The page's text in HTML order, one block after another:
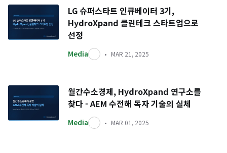
LG 슈퍼스타트 인큐베이터 3기,
HydroXpand 클린테크 스타트업으로
선정
Media MAR 21, 2025
월간수소경제, HydroXpand 연구소를
찾다 - AEM 수전해 독자 기술의 실체
Media MAR 01, 2025